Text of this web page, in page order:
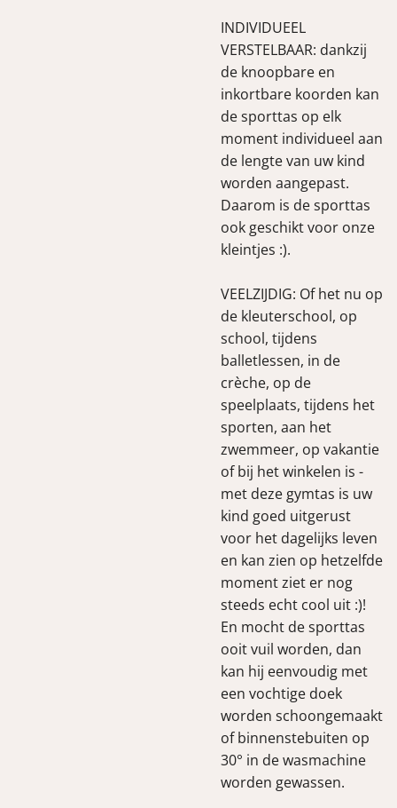
INDIVIDUEEL
VERSTELBAAR: dankzij
de knoopbare en
inkortbare koorden kan
de sporttas op elk
moment individueel aan
de lengte van uw kind
worden aangepast.
Daarom is de sporttas
ook geschikt voor onze
kleintjes :).
VEELZIJDIG: Of het nu op
de kleuterschool, op
school, tijdens
balletlessen, in de
crèche, op de
speelplaats, tijdens het
sporten, aan het
zwemmeer, op vakantie
of bij het winkelen is -
met deze gymtas is uw
kind goed uitgerust
voor het dagelijks leven
en kan zien op hetzelfde
moment ziet er nog
steeds echt cool uit :)!
En mocht de sporttas
ooit vuil worden, dan
kan hij eenvoudig met
een vochtige doek
worden schoongemaakt
of binnenstebuiten op
30° in de wasmachine
worden gewassen.